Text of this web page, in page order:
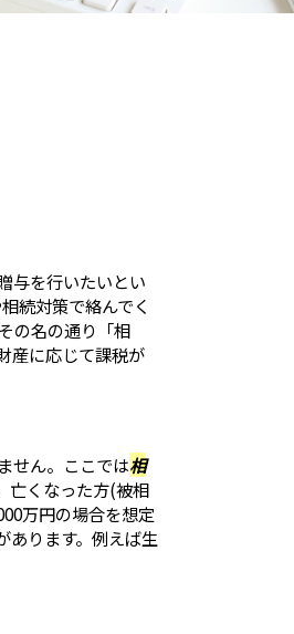
与を行いたいとい
続対策で絡んでく
の名の通り「相
産に応じて課税が
せん。ここでは相
亡くなった方(被相
万円の場合を想定
あります。例えば生